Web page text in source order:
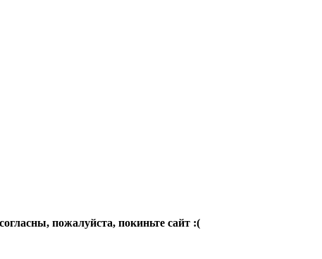
пожалуйста, покиньте сайт :(